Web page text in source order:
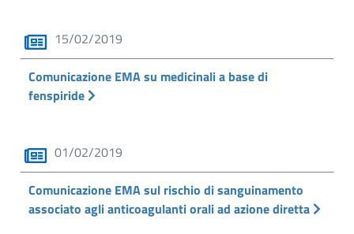
15/02/2019
Comunicazione EMA su medicinali a base di
fenspiride
01/02/2019
Comunicazione EMA sul rischio di sanguinamento
associato agli anticoagulanti orali ad azione diretta